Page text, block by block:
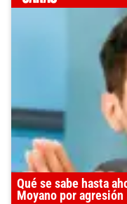
Qué se sabe hasta
Moyano por agresión